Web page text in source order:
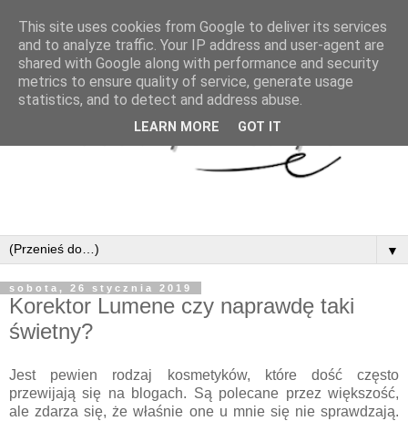
▼
sobota, 26 stycznia 2019
Korektor Lumene czy naprawdę taki
świetny?
Jest pewien rodzaj kosmetyków, które dość często
przewijają się na blogach. Są polecane przez większość,
ale zdarza się, że właśnie one u mnie się nie sprawdzają.
This site uses cookies from Google to deliver its services
and to analyze traffic. Your IP address and user-agent are
shared with Google along with performance and security
metrics to ensure quality of service, generate usage
statistics, and to detect and address abuse.
LEARN MORE GOT IT